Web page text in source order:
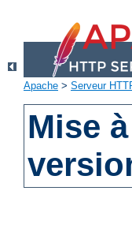
Apache > Serveur
Mise